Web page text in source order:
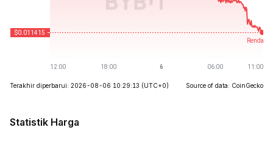
Terakhir diperbarui: 2026-08-06 10:29:13 (UTC+0) Source of data: CoinGecko
Statistik Harga